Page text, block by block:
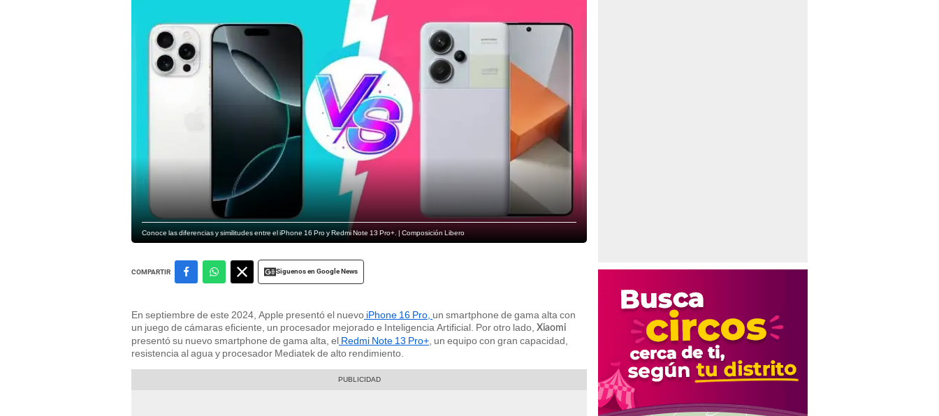
Conoce las diferencias y similitudes entre el iPhone 16 Pro y Redmi Note 13 Pro+. | Composición Libero
COMPARTIR Siguenos en Google News
En septiembre de este 2024, Apple presentó el nuevo iPhone 16 Pro, un smartphone de gama alta con
un juego de cámaras eficiente, un procesador mejorado e Inteligencia Artificial. Por otro lado, Xiaomi
presentó su nuevo smartphone de gama alta, el Redmi Note 13 Pro+ , un equipo con gran capacidad,
resistencia al agua y procesador Mediatek de alto rendimiento.